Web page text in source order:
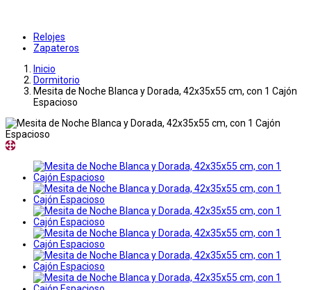
Relojes
Zapateros
Inicio
Dormitorio
Mesita de Noche Blanca y Dorada, 42x35x55 cm, con 1 Cajón
Espacioso